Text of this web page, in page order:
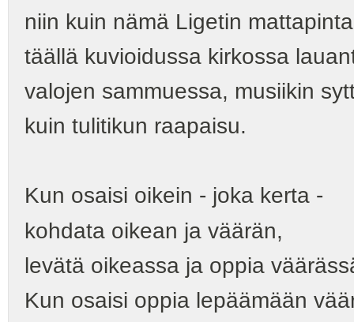
niin kuin nämä Ligetin
täällä kuvioidussa kirkossa
valojen sammuessa, musiikin
kuin tulitikun raapaisu.
Kun osaisi oikein - joka kerta -
kohdata oikean ja väärän,
levätä oikeassa ja oppia
Kun osaisi oppia lepäämään